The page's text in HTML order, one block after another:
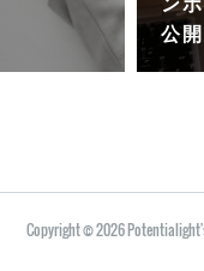
公
Copyright ©2026